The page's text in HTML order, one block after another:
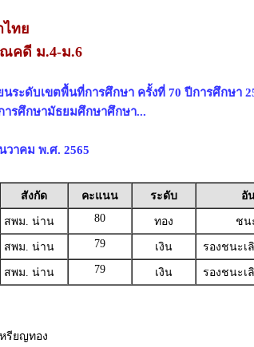
ทย
คดี ม.4-ม.6
ระดับเขตพื้นที่การศึกษา ครั้งที่ 70 ปีการศึกษา
ารศึกษามัธยมศึกษาศึกษา...
วาคม พ.ศ. 2565
สังกัด คะแนน ระดับ อั
สพม. น่าน 80 ทอง
ชน
สพม. น่าน 79 เงิน
รองชนะเ
สพม. น่าน 79 เงิน รองชนะเ
รียญทอง